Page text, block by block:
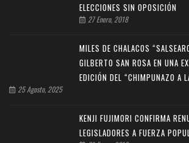
ELECCIONES SIN OPOSICIÓN
27 Enero, 2018
MILES DE CHALACOS
GILBERTO SAN ROSA EN UNA
EDICIÓN DEL “CHIMPUNAZO A
25 Agosto, 2025
KENJI FUJIMORI CONFIRMA
LEGISLADORES A FUERZA